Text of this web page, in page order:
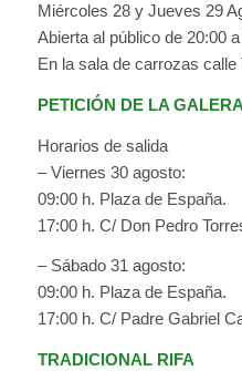
Miércoles 28 y Jueves 29
Abierta al público de 20:00
En la sala de carrozas calle
PETICIÓN DE LA GALERA
Horarios de salida
– Viernes 30 agosto:
09:00 h. Plaza de España.
17:00 h. C/ Don Pedro
– Sábado 31 agosto:
09:00 h. Plaza de España.
17:00 h. C/ Padre Gabriel
TRADICIONAL RIFA